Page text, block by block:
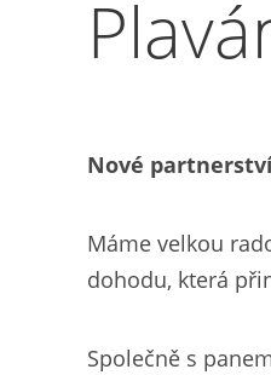
Nové
Máme velkou
dohodu, která
Společně s